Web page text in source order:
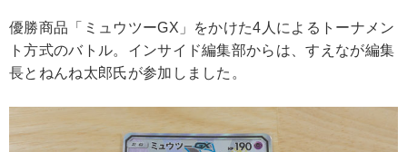
優勝商品「ミュウツーGX」をかけた4人によるトーナメン
ト方式のバトル。インサイド編集部からは、すえなが編集
長とねんね太郎氏が参加しました。